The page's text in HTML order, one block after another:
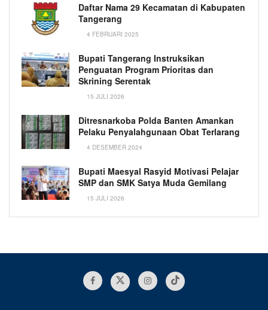
Daftar Nama 29 Kecamatan di Kabupaten
Tangerang
4 FEBRUARI 2025
Bupati Tangerang Instruksikan
Penguatan Program Prioritas dan
Skrining Serentak
15 JULI 2026
Ditresnarkoba Polda Banten Amankan
Pelaku Penyalahgunaan Obat Terlarang
4 DESEMBER 2024
Bupati Maesyal Rasyid Motivasi Pelajar
SMP dan SMK Satya Muda Gemilang
15 JULI 2026